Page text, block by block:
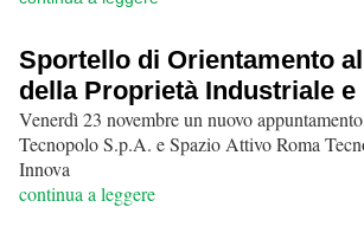
Sportello di Orientamento
della Proprietà Industriale e
Venerdì 23 novembre un nuovo
Tecnopolo S.p.A. e Spazio Attivo Roma
Innova
continua a leggere